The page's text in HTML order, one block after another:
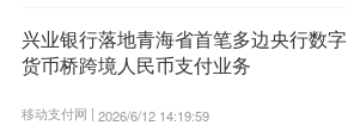
兴业银行落地青海省首笔多边央行数字
货币桥跨境人民币支付业务
移动支付网 | 2026/6/12 14:19:59